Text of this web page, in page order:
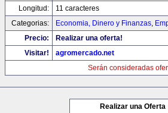
Longitud:
11 caracteres
Categorias:
Economia, Dinero y Finanzas,
Precio:
Realizar una oferta!
Visitar!
agromercado.net
Serán consideradas
Realizar una Oferta